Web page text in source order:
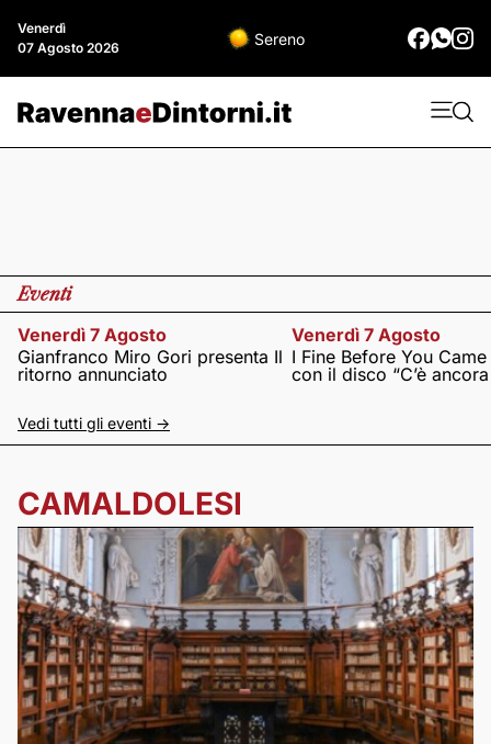
Venerdì
07 Agosto 2026
Sereno
Eventi
Venerdì 7 Agosto
Gianfranco Miro Gori presenta Il
ritorno annunciato
Venerdì 7 Agosto
I Fine Before You
con il disco “C’è
Vedi tutti gli eventi ->
CAMALDOLESI